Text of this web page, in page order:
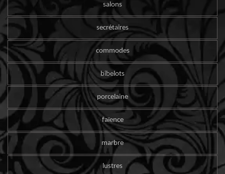
salons
secrétaires
commodes
bibelots
porcelaine
faïence
marbre
lustres